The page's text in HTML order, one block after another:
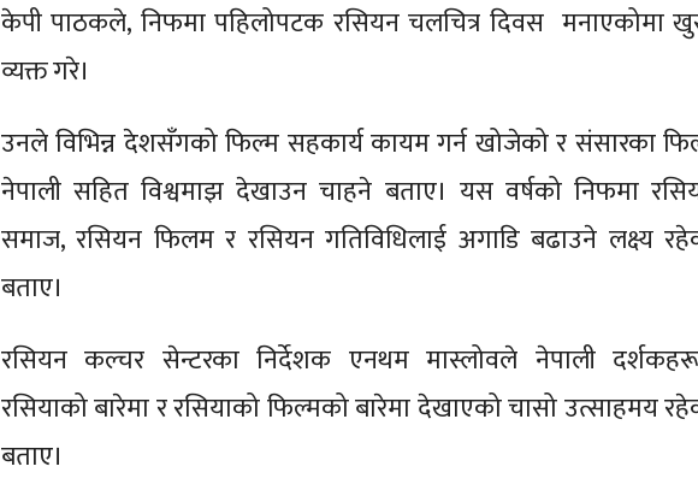
केपी पाठकले, निफमा पहिलोपटक रसियन चलचित्र दिवस मनाएकोमा
व्यक्त गरे।
उनले विभिन्न देशसँगको फिल्म सहकार्य कायम गर्न खोजेको र संसारका
नेपाली सहित विश्वमाझ देखाउन चाहने बताए। यस वर्षको निफमा
समाज, रसियन फिलम र रसियन गतिविधिलाई अगाडि बढाउने लक्ष्य
बताए।
रसियन कल्चर सेन्टरका निर्देशक एनथम मास्लोवले नेपाली
रसियाको बारेमा र रसियाको फिल्मको बारेमा देखाएको चासो उत्साहमय
बताए।